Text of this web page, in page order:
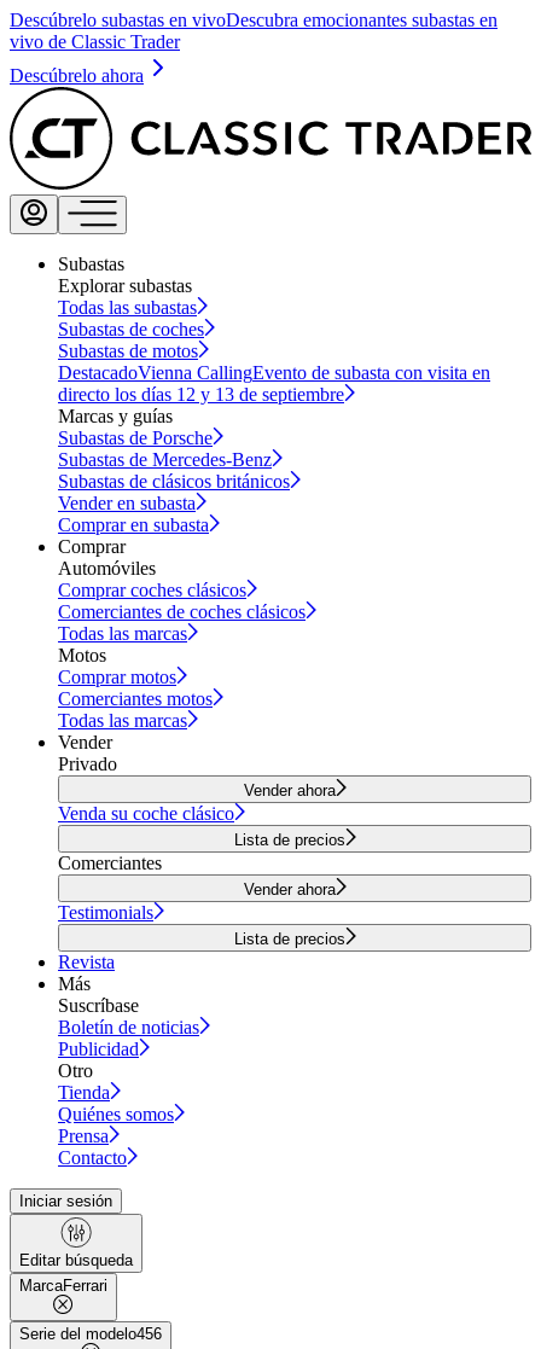
Descúbrelo subastas en vivoDescubra emocionantes subastas en
vivo de Classic Trader
Descúbrelo ahora
Subastas
Explorar subastas
Todas las subastas
Subastas de coches
Subastas de motos
DestacadoVienna CallingEvento de subasta con visita en
directo los días 12 y 13 de septiembre
Marcas y guías
Subastas de Porsche
Subastas de Mercedes-Benz
Subastas de clásicos británicos
Vender en subasta
Comprar en subasta
Comprar
Automóviles
Comprar coches clásicos
Comerciantes de coches clásicos
Todas las marcas
Motos
Comprar motos
Comerciantes motos
Todas las marcas
Vender
Privado
Vender ahora
Venda su coche clásico
Lista de precios
Comerciantes
Vender ahora
Testimonials
Lista de precios
Revista
Más
Suscríbase
Boletín de noticias
Publicidad
Otro
Tienda
Quiénes somos
Prensa
Contacto
Iniciar sesión
Editar búsqueda
MarcaFerrari
Serie del modelo456